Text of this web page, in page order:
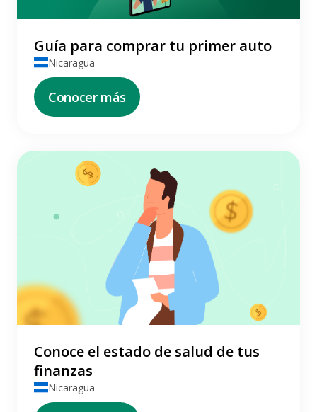
Guía para comprar tu primer auto
Nicaragua
Conocer más
Conoce el estado de salud de tus
finanzas
Nicaragua